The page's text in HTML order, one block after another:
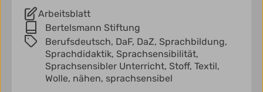
Arbeitsblatt
Bertelsmann Stiftung
Berufsdeutsch, DaF, DaZ, Sprachbildung,
Sprachdidaktik, Sprachsensibilität,
Sprachsensibler Unterricht, Stoff, Textil,
Wolle, nähen, sprachsensibel